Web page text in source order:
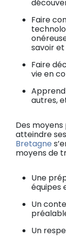
Faire
savoir
Faire
vie en
autres,
Des
atteindre
Bretagne
moyens de
Une
équipes
Un
Un